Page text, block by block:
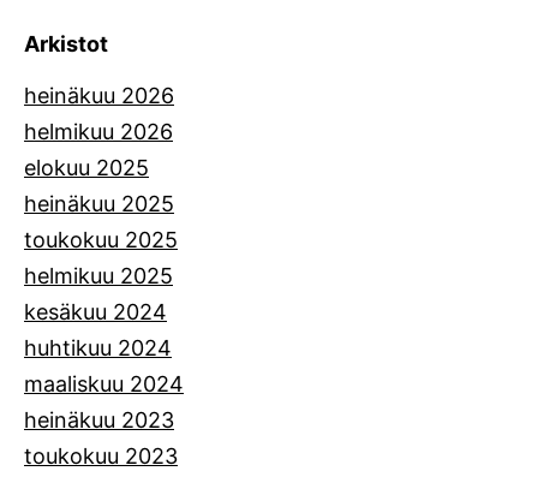
Arkistot
heinäkuu 2026
helmikuu 2026
elokuu 2025
heinäkuu 2025
toukokuu 2025
helmikuu 2025
kesäkuu 2024
huhtikuu 2024
maaliskuu 2024
heinäkuu 2023
toukokuu 2023